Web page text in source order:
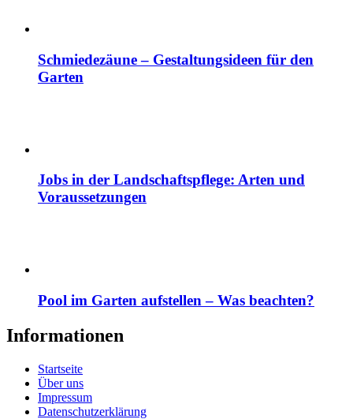
Schmiedezäune – Gestaltungsideen für den
Garten
Jobs in der Landschaftspflege: Arten und
Voraussetzungen
Pool im Garten aufstellen – Was beachten?
Informationen
Startseite
Über uns
Impressum
Datenschutzerklärung